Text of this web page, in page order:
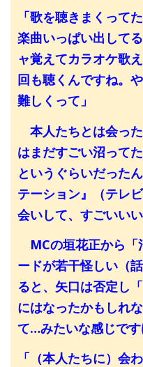
「歌を聴きまくって
楽曲いっぱい出して
ャ覚えてカラオケ歌
回も聴くんですね。
難しくって」
本人たちとは会っ
はまだすごい沼って
というぐらいだった
テーション』（テレ
会いして、すごいい
MCの垣花正から「
ードが若干怪しい（
ると、矢口は否定し
にはなったかもしれ
て…みたいな感じです
「（本人たちに）会